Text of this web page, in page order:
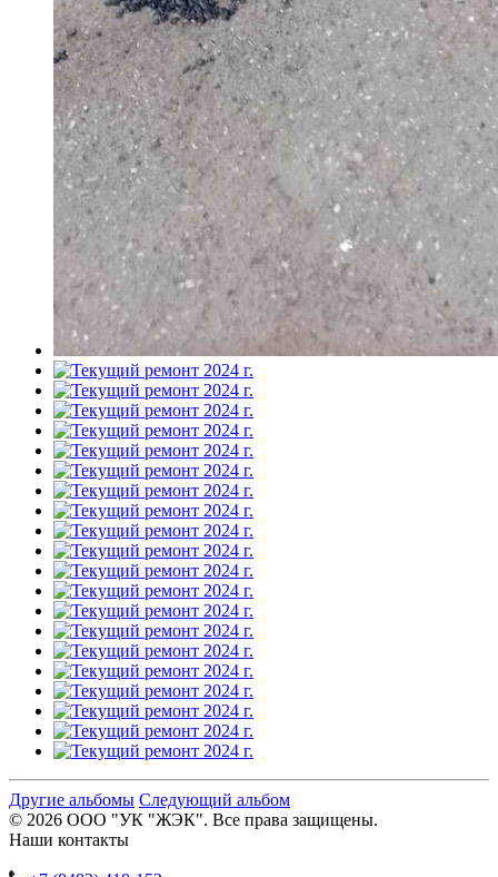
Другие альбомы Следующий альбом
© 2026 ООО "УК "ЖЭК". Все права защищены.
Наши контакты